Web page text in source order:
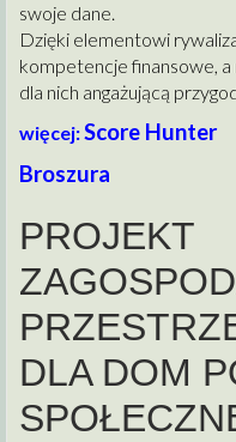
swoje dane.
Dzięki elementowi
kompetencje finansowe, a
dla nich angażującą
więcej:Score Hunter
Broszura
PROJEKT
DLA DOM